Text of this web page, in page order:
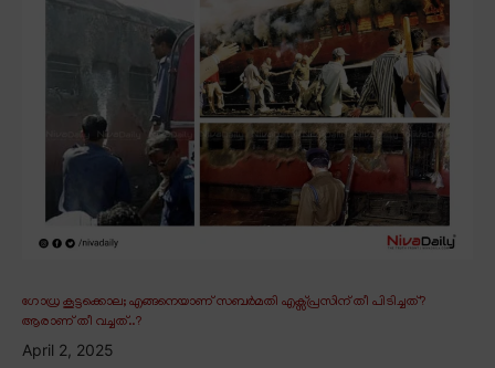
ഗോധ്ര കൂട്ടക്കൊല; എങ്ങനെയാണ് സബർമതി എക്സ്പ്രസിന് തീ പിടിച്ചത്?
ആരാണ് തീ വച്ചത്..?
April 2, 2025